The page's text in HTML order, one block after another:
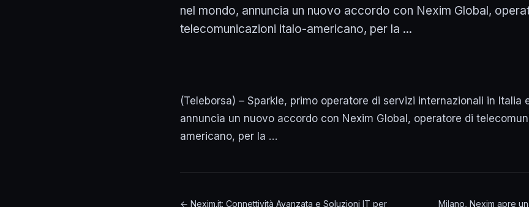
nel mondo, annuncia un nuovo accordo con Nexim Global,
telecomunicazioni italo-americano, per la ...
(Teleborsa) – Sparkle, primo operatore di servizi internazionali in Italia
annuncia un nuovo accordo con Nexim Global, operatore di
americano, per la …
← Nexim.it: Connettività Avanzata e Soluzioni IT per
Milano, Nexim apre